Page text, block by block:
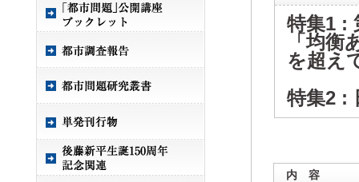
特集1 :
「均
を超え
特集2 :
内 容